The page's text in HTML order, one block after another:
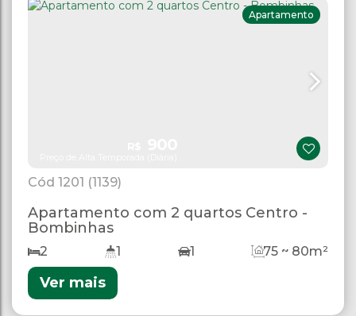
1201 (1139)
Apartamento
Apartamento com 2 quartos Centro -
Bombinhas
2 1 75 ~ 80m²
1
Ver mais